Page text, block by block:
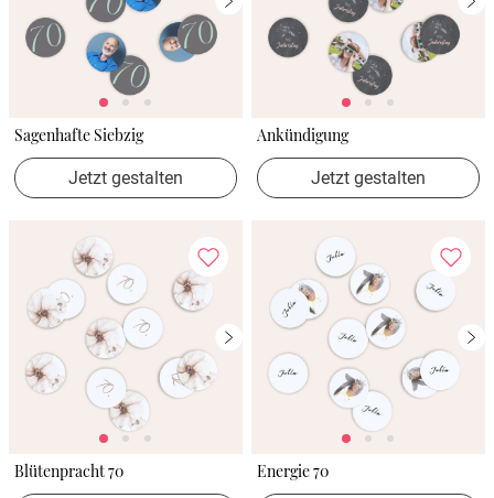
Sagenhafte Siebzig
Jetzt gestalten
Ankündigung
Jetzt gestalten
Blütenpracht 70 Energie 70